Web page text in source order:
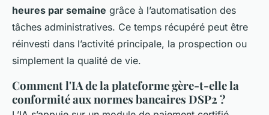
heures par semaine grâce à l’automatisation des
tâches administratives. Ce temps récupéré peut être
réinvesti dans l’activité principale, la prospection ou
simplement la qualité de vie.
Comment l'IA de la plateforme gère-t-elle la
conformité aux normes bancaires DSP2 ?